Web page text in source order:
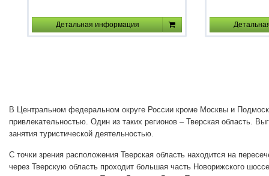
Детальная информация
В Центральном федеральном округе России кроме Москвы и
привлекательностью. Один из таких регионов – Тверская область.
занятия туристической деятельностью.
С точки зрения расположения Тверская область находится на
через Тверскую область проходит большая часть Новорижского